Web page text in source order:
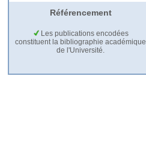
Référencement
Les publications encodées
constituent la bibliographie académique
de l'Université.